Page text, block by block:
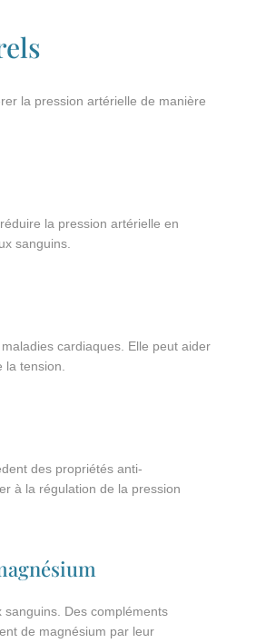
la pression artérielle de manière
la pression artérielle en
sanguins.
cardiaques. Elle peut aider
tension.
des propriétés anti-
à la régulation de la pression
Des compléments
de magnésium par leur